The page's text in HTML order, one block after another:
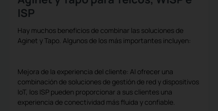
ISP
Hay muchos beneficios de combinar las soluciones de
Aginet y Tapo. Algunos de los más importantes incluyen:
Mejora de la experiencia del cliente: Al ofrecer una
combinación de soluciones de gestión de red y dispositivos
IoT, los ISP pueden proporcionar a sus clientes una
experiencia de conectividad más fluida y confiable.